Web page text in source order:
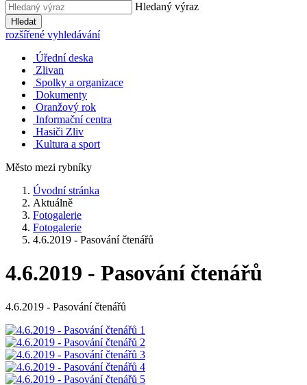
Hledaný výraz
Hledat
rozšířené vyhledávání
Úřední deska
Zlivan
Spolky a organizace
Dokumenty
Oranžový rok
Informační centra
Hasiči Zliv
Kultura a sport
Město mezi rybníky
Úvodní stránka
Aktuálně
Fotogalerie
Fotogalerie
4.6.2019 - Pasování čtenářů
4.6.2019 - Pasování čtenářů
4.6.2019 - Pasování čtenářů